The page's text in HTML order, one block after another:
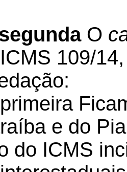
O
109/
e do
do ICMS